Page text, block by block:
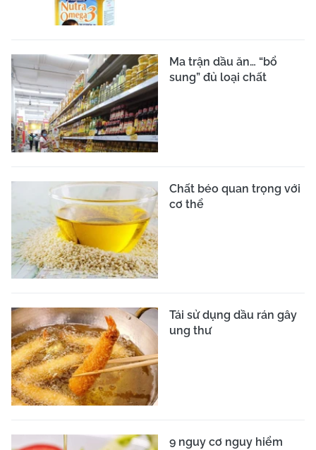
Ma trận dầu ăn… “bổ
sung” đủ loại chất
Chất béo quan trọng với
cơ thể
Tái sử dụng dầu rán gây
ung thư
9 nguy cơ nguy hiểm